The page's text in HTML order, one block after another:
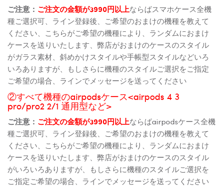
ご注意： ご注文の金額が3990円以上ならばスマホケース全機
種ご選択可、ライン登録後、ご希望のおまけの機種を教えて
ください、こちらがご希望の機種により、ランダムにおまけ
ケースを送りいたします、弊店がおまけのケースのスタイル
がガラス素材、斜めかけスタイルや手帳型スタイルなどいろ
いろありますが、もしさらに機種のスタイルご選択をご指定
ご希望の場合、ラインでメッセージを送ってください
②すべて機種のairpodsケース<airpods 4 3
pro/pro2 2/1 通用型など>
ご注意： ご注文の金額が3990円以上ならばairpodsケース全機
種ご選択可、ライン登録後、ご希望のおまけの機種を教えて
ください、こちらがご希望の機種により、ランダムにおまけ
ケースを送りいたします、弊店がおまけのケースのスタイル
がいろいろありますが、もしさらに機種のスタイルご選択を
ご指定ご希望の場合、ラインでメッセージを送ってください